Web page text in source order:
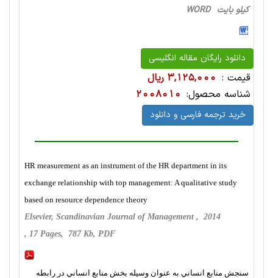
کیلو بایت WORD
دانلود رایگان مقاله انگلیسی
قیمت : 3,125,000 ریال
شناسه محصول: 2008010
خرید ترجمه فارسی و دانلود
HR measurement as an instrument of the HR department in its
exchange relationship with top management: A qualitative study
based on resource dependence theory
Elsevier, Scandinavian Journal of Management , 2014
, 17 Pages, 787 Kb, PDF
سنجش منابع انساني به عنوان وسيله بخش منابع انساني در رابطه